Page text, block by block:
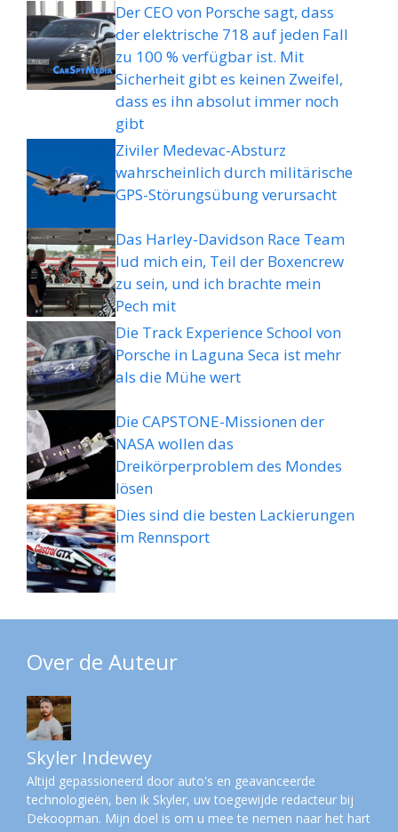
Der CEO von Porsche sagt, dass
der elektrische 718 auf jeden Fall
zu 100 % verfügbar ist. Mit
Sicherheit gibt es keinen Zweifel,
dass es ihn absolut immer noch
gibt
Ziviler Medevac-Absturz
wahrscheinlich durch militärische
GPS-Störungsübung verursacht
Das Harley-Davidson Race Team
lud mich ein, Teil der Boxencrew
zu sein, und ich brachte mein
Pech mit
Die Track Experience School von
Porsche in Laguna Seca ist mehr
als die Mühe wert
Die CAPSTONE-Missionen der
NASA wollen das
Dreikörperproblem des Mondes
lösen
Dies sind die besten Lackierungen
im Rennsport
Over de Auteur
Skyler Indewey
Altijd gepassioneerd door auto's en geavanceerde
technologieën, ben ik Skyler, uw toegewijde redacteur bij
Dekoopman. Mijn doel is om u mee te nemen naar het hart